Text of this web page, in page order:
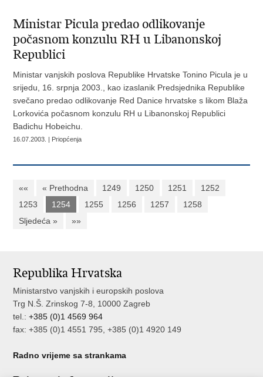
Ministar Picula predao odlikovanje
počasnom konzulu RH u Libanonskoj
Republici
Ministar vanjskih poslova Republike Hrvatske Tonino Picula je u
srijedu, 16. srpnja 2003., kao izaslanik Predsjednika Republike
svečano predao odlikovanje Red Danice hrvatske s likom Blaža
Lorkovića počasnom konzulu RH u Libanonskoj Republici
Badichu Hobeichu.
16.07.2003. | Priopćenja
«« « Prethodna 1249 1250 1251
1252
1253
1254 1255 1256 1257
1258
Sljedeća »
»»
Republika Hrvatska
Ministarstvo vanjskih i europskih poslova
Trg N.Š. Zrinskog 7-8, 10000 Zagreb
tel.:+385 (0)1 4569 964
fax: +385 (0)1 4551 795, +385 (0)1 4920 149
Radno vrijeme sa strankama